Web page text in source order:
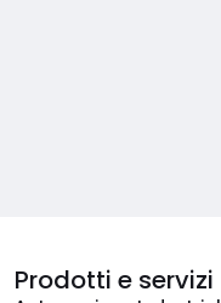
Prodotti e servizi